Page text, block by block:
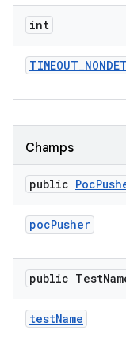
int
TIMEOUT_
Champs
public Poc
pocPusher
public Test
testName